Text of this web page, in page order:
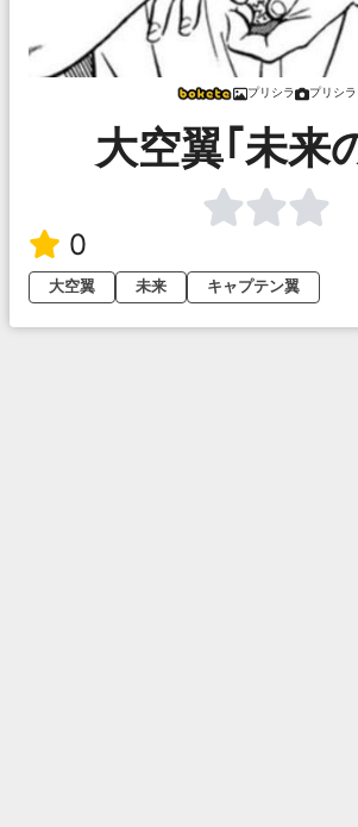
プリシラ プリシラ
大空翼｢未来
0
大空翼
未来 キャプテン翼